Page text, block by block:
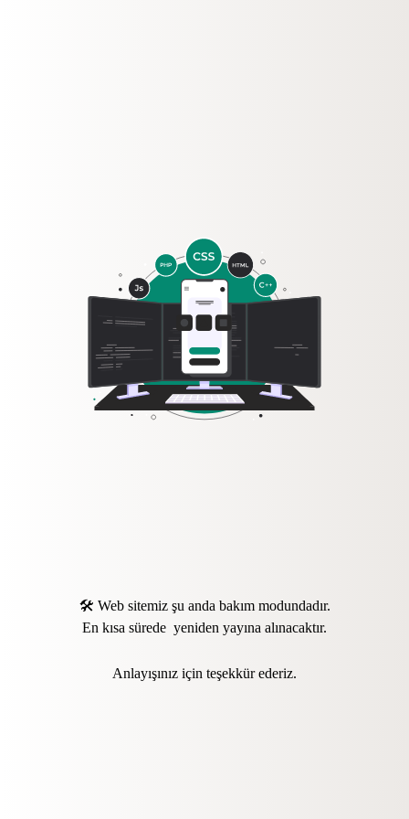
🛠️ Web sitemiz şu anda bakım modundadır.
En kısa sürede yeniden yayına alınacaktır.
Anlayışınız için teşekkür ederiz.